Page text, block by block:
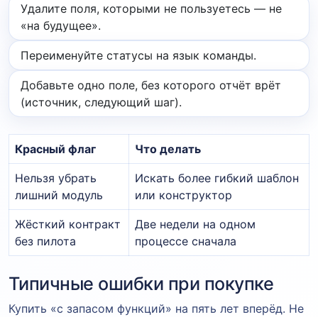
Удалите поля, которыми не пользуетесь — не
«на будущее».
Переименуйте статусы на язык команды.
Добавьте одно поле, без которого отчёт врёт
(источник, следующий шаг).
Красный флаг Что делать
Нельзя убрать
лишний модуль
Искать более гибкий шаблон
или конструктор
Жёсткий контракт
без пилота
Две недели на одном
процессе сначала
Типичные ошибки при покупке
Купить «с запасом функций» на пять лет вперёд. Не